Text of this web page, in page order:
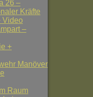
26 –
Kräfte
Video
–
+
Manöver
Raum